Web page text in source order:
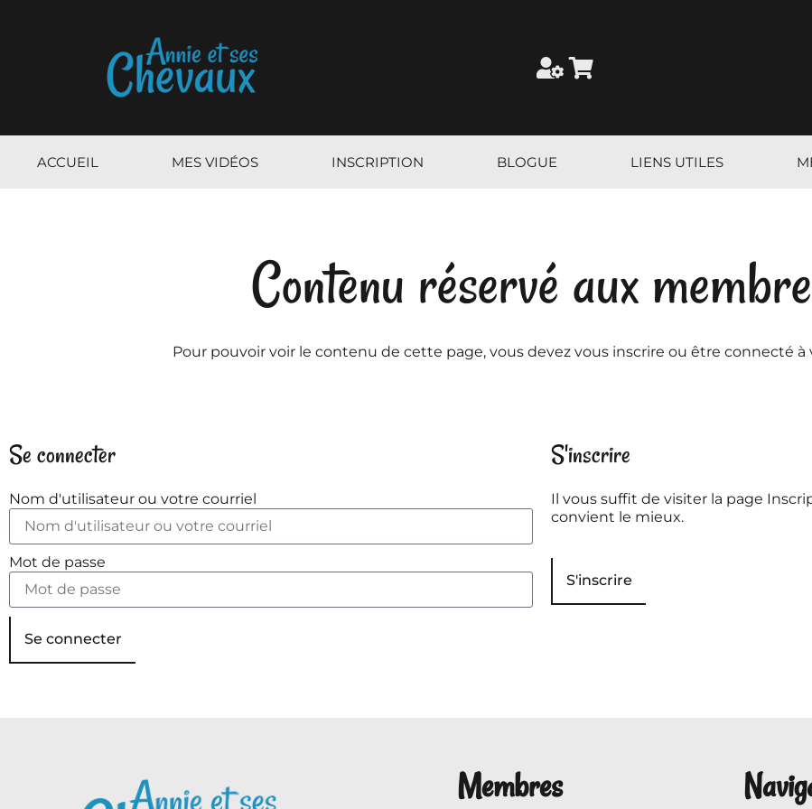
ACCUEIL MES VIDÉOS INSCRIPTION BLOGUE LIENS UTILES
Contenu réservé aux
Pour pouvoir voir le contenu de cette page, vous devez vous inscrire ou être connecté
Se connecter
Nom d'utilisateur ou votre courriel
Mot de passe
Se connecter
S'inscrire
Il vous suffit de visiter la page
convient le mieux.
S'inscrire
Membres